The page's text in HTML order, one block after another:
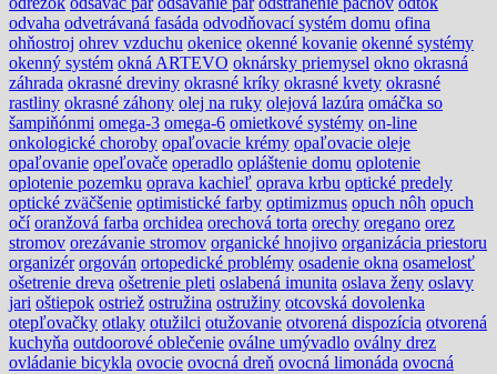
odvaha odvetrávaná fasáda odvodňovací systém domu ofina
ohňostroj ohrev vzduchu okenice okenné kovanie okenné systémy
okenný systém okná ARTEVO oknársky priemysel okno okrasná
záhrada okrasné dreviny okrasné kríky okrasné kvety okrasné
rastliny okrasné záhony olej na ruky olejová lazúra omáčka so
šampiňónmi omega-3 omega-6 omietkové systémy on-line
onkologické choroby opaľovacie krémy opaľovacie oleje
opaľovanie opeľovače operadlo opláštenie domu oplotenie
oplotenie pozemku oprava kachieľ oprava krbu optické predely
optické zväčšenie optimistické farby optimizmus opuch nôh opuch
očí oranžová farba orchidea orechová torta orechy oregano orez
stromov orezávanie stromov organické hnojivo organizácia priestoru
organizér orgován ortopedické problémy osadenie okna osamelosť
ošetrenie dreva ošetrenie pleti oslabená imunita oslava ženy oslavy
jari oštiepok ostriež ostružina ostružiny otcovská dovolenka
otepľovačky otlaky otužilci otužovanie otvorená dispozícia otvorená
kuchyňa outdoorové oblečenie oválne umývadlo oválny drez
ovládanie bicykla ovocie ovocná dreň ovocná limonáda ovocná